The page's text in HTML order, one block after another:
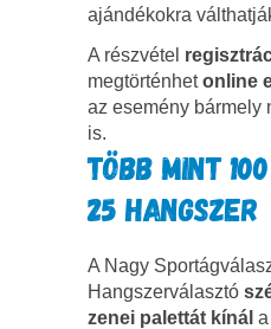
ajándékokra
A részvétel
megtörténhetonline
az esemény bármely
is.
TÖBB MINT
25 HANGSZER
A Nagy
Hangszerválasztó
zenei palettát kínál